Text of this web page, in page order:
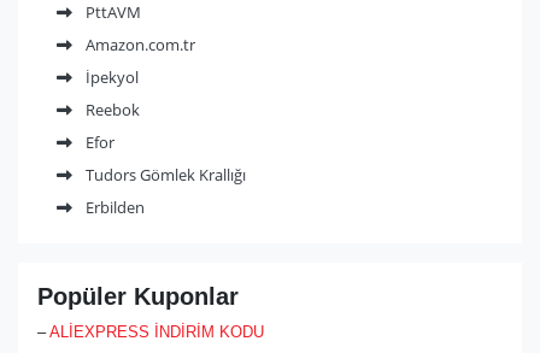
PttAVM
Amazon.com.tr
İpekyol
Reebok
Efor
Tudors Gömlek Krallığı
Erbilden
Popüler Kuponlar
–ALİEXPRESS İNDİRİM KODU